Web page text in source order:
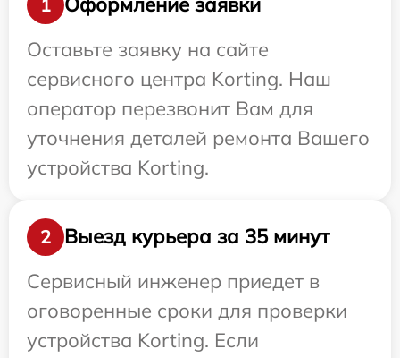
1
Оставьте заявку на сайте
сервисного центра Korting. Наш
оператор перезвонит Вам для
уточнения деталей ремонта Вашего
устройства Korting.
2
Выезд курьера за 35 минут
Сервисный инженер приедет в
оговоренные сроки для проверки
устройства Korting. Если